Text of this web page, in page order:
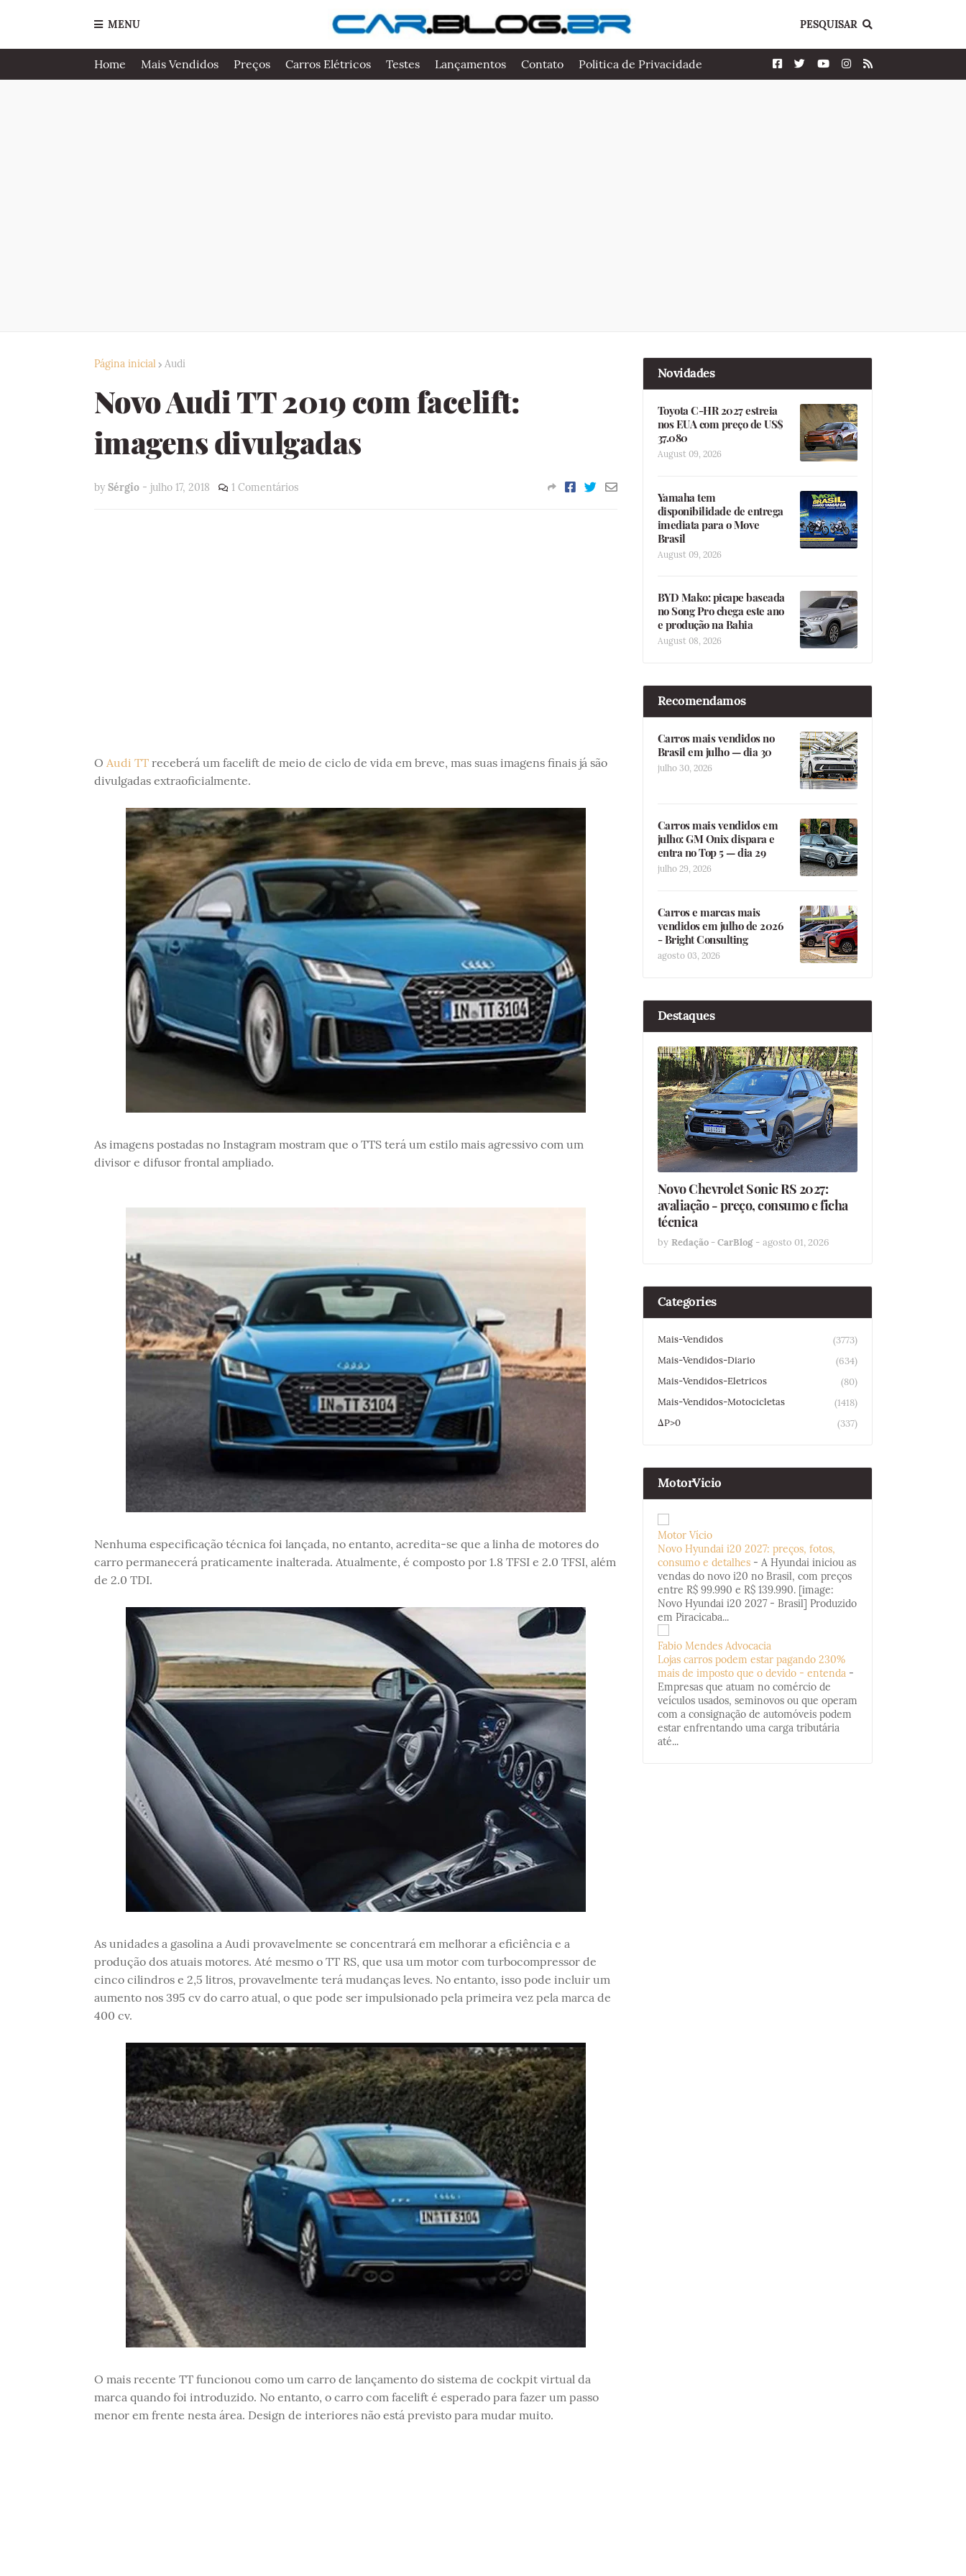
MENU PESQUISAR
Home Mais Vendidos Preços Carros Elétricos Testes Lançamentos Contato Politica de Privacidade
Página inicial Audi
Novo Audi TT 2019 com facelift:
imagens divulgadas
by Sérgio - julho 17, 2018 1 Comentários
O Audi TTreceberá um facelift de meio de ciclo de vida em breve, mas suas imagens finais já são
divulgadas extraoficialmente.
As imagens postadas no Instagram mostram que o TTS terá um estilo mais agressivo com um
divisor e difusor frontal ampliado.
Nenhuma especificação técnica foi lançada, no entanto, acredita-se que a linha de motores do
carro permanecerá praticamente inalterada. Atualmente, é composto por 1.8 TFSI e 2.0 TFSI, além
de 2.0 TDI.
As unidades a gasolina a Audi provavelmente se concentrará em melhorar a eficiência e a
produção dos atuais motores. Até mesmo o TT RS, que usa um motor com turbocompressor de
cinco cilindros e 2,5 litros, provavelmente terá mudanças leves. No entanto, isso pode incluir um
aumento nos 395 cv do carro atual, o que pode ser impulsionado pela primeira vez pela marca de
400 cv.
O mais recente TT funcionou como um carro de lançamento do sistema de cockpit virtual da
marca quando foi introduzido. No entanto, o carro com facelift é esperado para fazer um passo
menor em frente nesta área. Design de interiores não está previsto para mudar muito.
Novidades
Toyota C-HR 2027 estreia
nos EUA com preço de US$
37.080
August 09, 2026
Yamaha tem
disponibilidade de entrega
imediata para o Move
Brasil
August 09, 2026
BYD Mako: picape baseada
no Song Pro chega este ano
e produção na Bahia
August 08, 2026
Recomendamos
Carros mais vendidos no
Brasil em julho — dia 30
julho 30, 2026
Carros mais vendidos em
julho: GM Onix dispara e
entra no Top 5 — dia 29
julho 29, 2026
Carros e marcas mais
vendidos em julho de 2026
- Bright Consulting
agosto 03, 2026
Destaques
Novo Chevrolet Sonic RS 2027:
avaliação - preço, consumo e ficha
técnica
by Redação - CarBlog - agosto 01, 2026
Categories
Mais-Vendidos
(3773)
Mais-Vendidos-Diario
(634)
Mais-Vendidos-Eletricos
(80)
Mais-Vendidos-Motocicletas
(1418)
ΔP>0
(337)
MotorVicio
Motor Vício
Novo Hyundai i20 2027: preços, fotos,
consumo e detalhes - A Hyundai iniciou as
vendas do novo i20 no Brasil, com preços
entre R$ 99.990 e R$ 139.990. [image:
Novo Hyundai i20 2027 - Brasil] Produzido
em Piracicaba...
Fabio Mendes Advocacia
Lojas carros podem estar pagando 230%
mais de imposto que o devido - entenda -
Empresas que atuam no comércio de
veículos usados, seminovos ou que operam
com a consignação de automóveis podem
estar enfrentando uma carga tributária
até...